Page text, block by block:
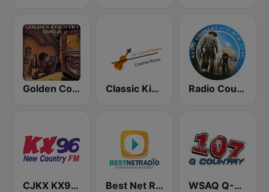
Golden Country Songs Classic Kickin' Country Radio Radio Country Live
CJKX KX96 New Country Best Net Radio - Country Oldies WSAQ Q-Country 107